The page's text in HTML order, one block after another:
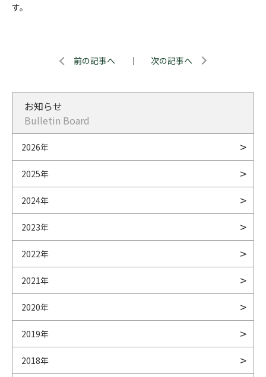
す。
前の記事へ ｜ 次の記事へ
お知らせ
Bulletin Board
2026年
2025年
2024年
2023年
2022年
2021年
2020年
2019年
2018年